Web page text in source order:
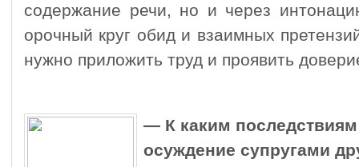
содержание речи, но и через
орочный круг обид и взаимных
нужно приложить труд и проявить
— К каким
осуждение супругами